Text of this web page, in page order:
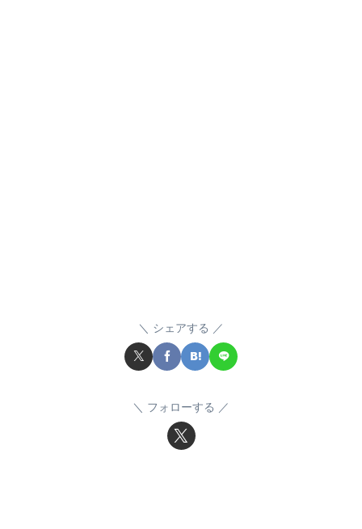
シェアする
フォローする